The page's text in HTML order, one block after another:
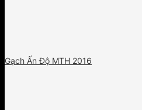
Gạch Ấn Độ MTH 2016